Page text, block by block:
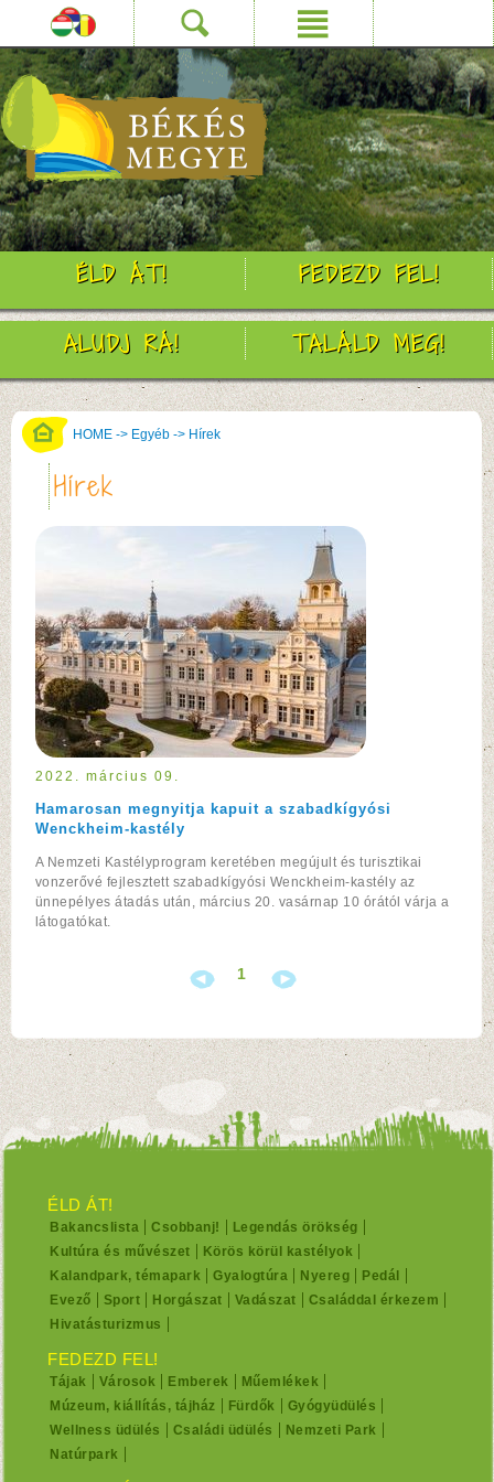
ÉLD ÁT! FEDEZD FEL!
ALUDJ RÁ! TALÁLD MEG!
HOME-> Egyéb-> Hírek
Hírek
2022. március 09.
Hamarosan megnyitja kapuit a szabadkígyósi
Wenckheim-kastély
A Nemzeti Kastélyprogram keretében megújult és turisztikai
vonzerővé fejlesztett szabadkígyósi Wenckheim-kastély az
ünnepélyes átadás után, március 20. vasárnap 10 órától várja a
látogatókat.
1
ÉLD ÁT!
Bakancslista Csobbanj!
Legendás örökség
Kultúra és művészet
Körös körül kastélyok
Kalandpark, témapark
Gyalogtúra Nyereg
Pedál
Evező
Sport Horgászat Vadászat
Családdal érkezem
Hivatásturizmus
FEDEZD FEL!
Tájak Városok Emberek
Műemlékek
Múzeum, kiállítás, tájház
Fürdők
Gyógyüdülés
Wellness üdülés
Családi üdülés
Nemzeti Park
Natúrpark